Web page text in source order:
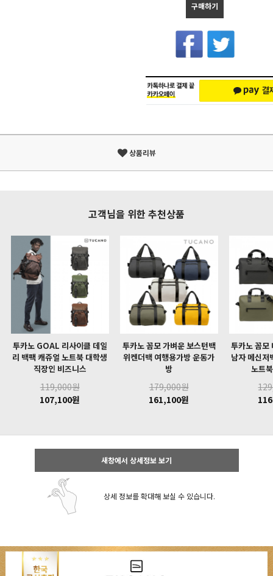
구매하기
상품리뷰
고객님을 위한 추천상품
투카노 GOAL 리사이클 데일
리 백팩 캐쥬얼 노트북 대학생
직장인 비즈니스
119,000원
107,100원
투카노 꼼모 가벼운 보스턴백
위켄더백 여행용가방 운동가
방
179,000원
161,100원
투카노 꼼모
남자 메신저
노트
새창에서 상세정보 보기
상세 정보를 확대해 보실 수 있습니다.